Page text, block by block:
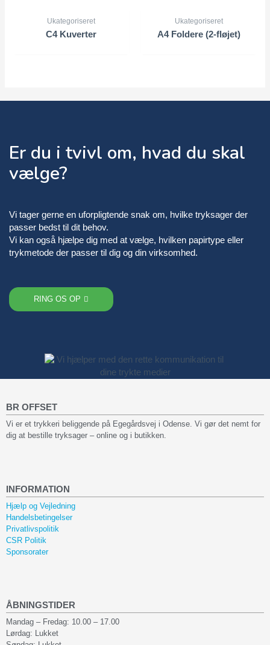
Ukategoriseret
C4 Kuverter
Ukategoriseret
A4 Foldere (2-fløjet)
Er du i tvivl om, hvad du skal
vælge?
Vi tager gerne en uforpligtende snak om, hvilke tryksager der
passer bedst til dit behov.
Vi kan også hjælpe dig med at vælge, hvilken papirtype eller
trykmetode der passer til dig og din virksomhed.
RING OS OP
BR OFFSET
Vi er et trykkeri beliggende på Egegårdsvej i Odense. Vi gør det nemt for
dig at bestille tryksager – online og i butikken.
INFORMATION
Hjælp og Vejledning
Handelsbetingelser
Privatlivspolitik
CSR Politik
Sponsorater
ÅBNINGSTIDER
Mandag – Fredag: 10.00 – 17.00
Lørdag: Lukket